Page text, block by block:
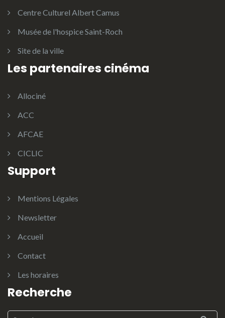
Centre Culturel Albert Camus
Musée de l'hospice Saint-Roch
Site de la ville
Les partenaires cinéma
Allociné
ACC
AFCAE
CICLIC
Support
Mentions Légales
Newsletter
Accueil
Contact
Les horaires
Recherche